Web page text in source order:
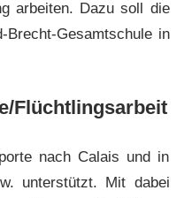
arbeiten. Dazu soll die
Brecht-Gesamtschule in
Flüchtlingsarbeit
nach Calais und in
unterstützt. Mit dabei